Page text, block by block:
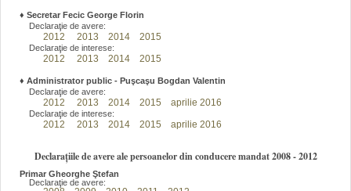
♦ Secretar Fecic George Florin
Declaraţie de avere:
2012 2013 2014 2015
Declaraţie de interese:
2012 2013 2014 2015
♦ Administrator public - Puşcaşu Bogdan Valentin
Declaraţie de avere:
2012 2013 2014 2015 aprilie 2016
Declaraţie de interese:
2012 2013 2014 2015 aprilie 2016
Declarațiile de avere ale persoanelor din conducere mandat 2008 - 2012
Primar Gheorghe Ştefan
Declaraţie de avere: